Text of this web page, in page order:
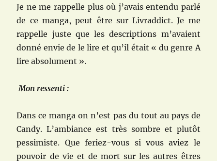
Je ne me rappelle plus où j’avais entendu parlé
de ce manga, peut être sur Livraddict. Je me
rappelle juste que les descriptions m’avaient
donné envie de le lire et qu’il était « du genre A
lire absolument ».
Mon ressenti :
Dans ce manga on n’est pas du tout au pays de
Candy. L’ambiance est très sombre et plutôt
pessimiste. Que feriez-vous si vous aviez le
pouvoir de vie et de mort sur les autres êtres